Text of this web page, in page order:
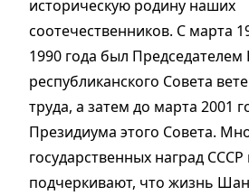
историческую родину наших
соотечественников. С марта
1990 года был Председателем
республиканского Совета
труда, а затем до марта 2001
Президиума этого Совета.
государственных наград
подчеркивают, что жизнь